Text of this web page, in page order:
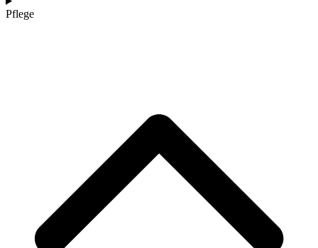
Pflege